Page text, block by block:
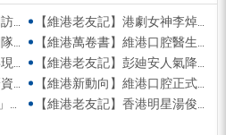
管理
【維港老友記】港劇女神李焯寧現身維港口腔擔任一日店長，分享護牙心得
視野
【維港萬卷書】維港口腔醫生團隊受邀參與美國登士柏西諾德專題研討 聚焦無牙頜種植修復前沿策略
驗！
【維港老友記】彭廸安人氣降臨維港口腔任明星一日店長 勁歌熱舞快閃表演點燃全場！
愛心
【維港新動向】維港口腔正式獲聘為「羅湖區社會醫療機構行業協會監事單位」
【維港老友記】香港明星湯俊明驚喜現身維港口腔 擔任明星一日店長！